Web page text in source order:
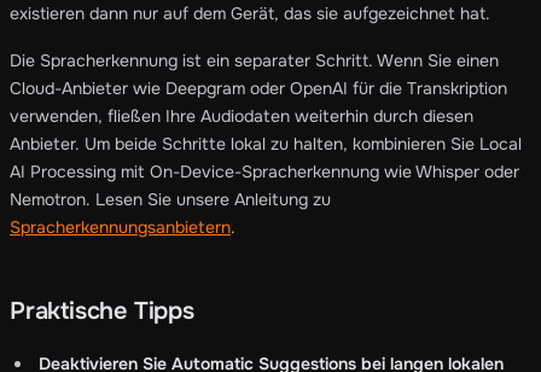
existieren dann nur auf dem Gerät, das sie aufgezeichnet hat.
Die Spracherkennung ist ein separater Schritt. Wenn Sie einen
Cloud-Anbieter wie Deepgram oder OpenAI für die Transkription
verwenden, fließen Ihre Audiodaten weiterhin durch diesen
Anbieter. Um beide Schritte lokal zu halten, kombinieren Sie Local
AI Processing mit On-Device-Spracherkennung wie Whisper oder
Nemotron. Lesen Sie unsere Anleitung zu
Spracherkennungsanbietern.
Praktische Tipps
Deaktivieren Sie Automatic Suggestions bei langen lokalen